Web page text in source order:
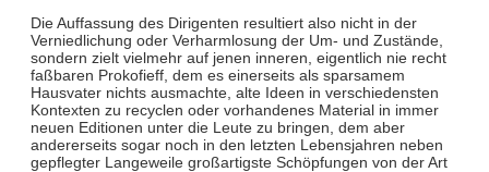
Die Auffassung des Dirigenten resultiert also nicht in der
Verniedlichung oder Verharmlosung der Um- und Zustände,
sondern zielt vielmehr auf jenen inneren, eigentlich nie recht
faßbaren Prokofieff, dem es einerseits als sparsamem
Hausvater nichts ausmachte, alte Ideen in verschiedensten
Kontexten zu recyclen oder vorhandenes Material in immer
neuen Editionen unter die Leute zu bringen, dem aber
andererseits sogar noch in den letzten Lebensjahren neben
gepflegter Langeweile großartigste Schöpfungen von der Art